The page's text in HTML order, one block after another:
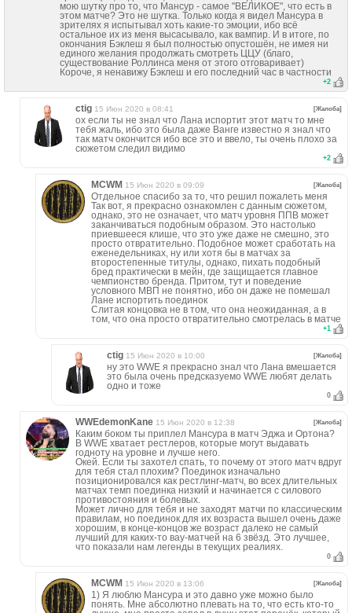
мою шутку про то, что Мансур - самое "ВЕЛИКОЕ", что есть в
этом матче? Это не шутка. Только когда я видел Мансура в
зрителях я испытывал хоть какие-то эмоции, ибо всё
остальное их из меня высасывало, как вампир. И в итоге, по
окончания Бэклеш я был полностью опустошён, не имея ни
единого желания продолжать смотреть ЦЦУ (благо,
существование Роллинса меня от этого отговаривает)
Короче, я ненавижу Бэклеш и его последний час в частности
+2
ctig 15 Июн 2020 в 08:41 [Жалоба]
ох если ты не знал что Лана испортит этот матч то мне
тебя жаль, ибо это была даже Ванге известно я знал что
так матч окончится ибо все это и ввело, ты очень плохо за
сюжетом следил видимо
+2
MCWM 15 Июн 2020 в 09:09 [Жалоба]
Отдельное спасибо за то, что решил пожалеть меня
Так вот, я прекрасно ознакомлен с данным сюжетом,
однако, это не означает, что матч уровня ППВ может
заканчиваться подобным образом. Это настолько
приевшееся клише, что это уже даже не смешно, это
просто отвратительно. Подобное может сработать на
еженедельниках, ну или хотя бы в матчах за
второстепенные титулы, однако, пихать подобный
бред практически в мейн, где защищается главное
чемпионство бренда. Притом, тут и поведение
условного МВП не понятно, ибо он даже не помешал
Лане испортить поединок
Слитая концовка не в том, что она неожиданная, а в
том, что она просто отвратительно смотрелась в матче
+1
ctig 15 Июн 2020 в 10:00 [Жалоба]
ну это WWE я прекрасно знал что Лана вмешается
это была очень предсказуемо WWE любят делать
одно и тоже
0
WWEdemonKane 15 Июн 2020 в 12:38 [Жалоба]
Каким боком ты приплел Мансура в матч Эджа и Ортона?
В WWE хватает рестлеров, которые могут выдавать
годноту на уровне и лучше него.
Окей. Если ты захотел спать, то почему от этого матч вдруг
для тебя стал плохим? Поединок изначально
позиционировался как рестлинг-матч, во всех длительных
матчах темп поединка низкий и начинается с силового
противостояния и болевых.
Может лично для тебя и не заходят матчи по классическим
правилам, но поединок для их возраста вышел очень даже
хорошим, в конце-концов же возраст далеко не самый
лучший для каких-то вау-матчей на 6 звёзд. Это лучшее,
что показали нам легенды в текущих реалиях.
0
MCWM 15 Июн 2020 в 13:06 [Жалоба]
1) Я люблю Мансура и это давно уже можно было
понять. Мне абсолютно плевать на то, что есть кто-то